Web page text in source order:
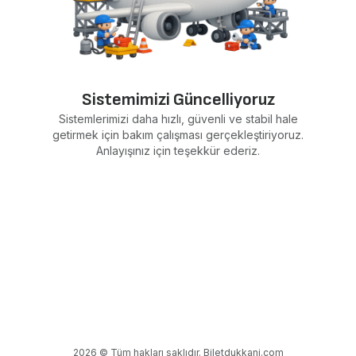
Sistemimizi Güncelliyoruz
Sistemlerimizi daha hızlı, güvenli ve stabil hale
getirmek için bakım çalışması gerçekleştiriyoruz.
Anlayışınız için teşekkür ederiz.
2026 © Tüm hakları saklıdır. Biletdukkani.com